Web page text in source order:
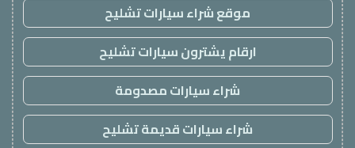
موقع شراء سيارات تشليح
ارقام يشترون سيارات تشليح
شراء سيارات مصدومة
شراء سيارات قديمة تشليح